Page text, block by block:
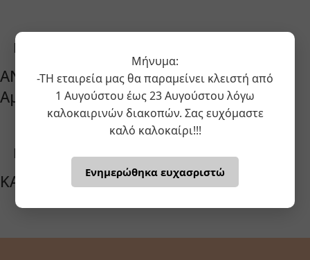
ANDRECHOVICH D. (ΑΝΤΡΕΧΟΒΙΤΣ ΝΤ.) –
Aμπελώνας
KADHIM (ΚΑΝΤΙΜ) 36-175 / 2
Μήνυμα:
-ΤΗ εταιρεία μας θα παραμείνει κλειστή από
1 Αυγούστου έως 23 Αυγούστου λόγω
καλοκαιρινών διακοπών. Σας ευχόμαστε
καλό καλοκαίρι!!!
Ενημερώθηκα ευχασριστώ